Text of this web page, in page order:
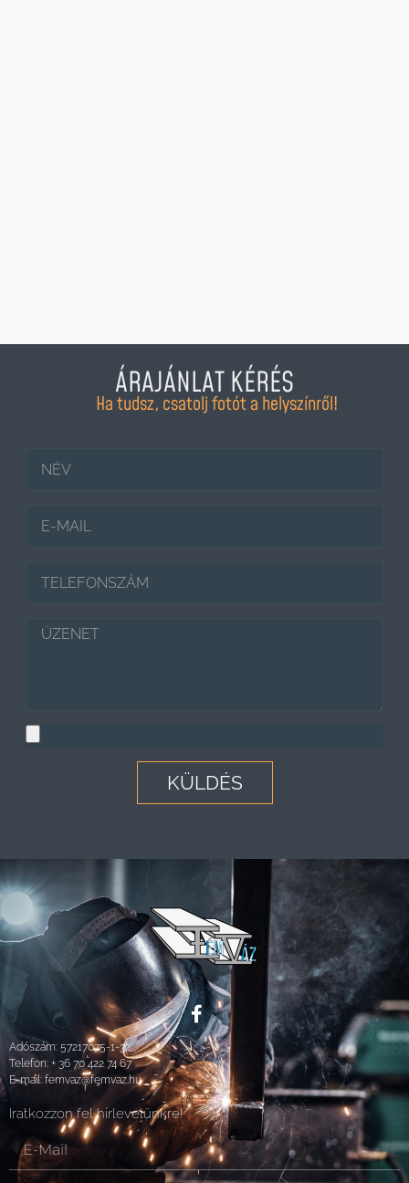
ÁRAJÁNLAT KÉRÉS
Ha tudsz, csatolj fotót a helyszínről!
KÜLDÉS
Adószám: 57217075-1-32
Telefon: + 36 70 422 74 67
E-mail: femvaz@femvaz.hu
Iratkozzon fel hírlevelünkre!